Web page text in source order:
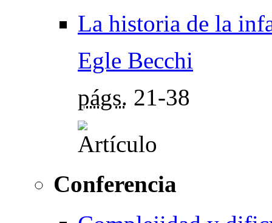
La historia de la
Egle Becchi
págs. 21-38
Conferencia